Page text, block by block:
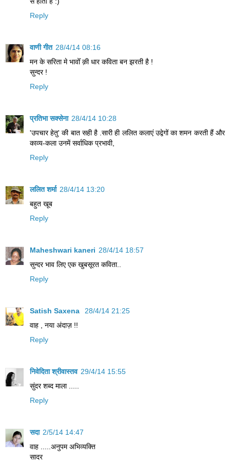
Reply
वाणी गीत 28/4/14 08:16
मन के सरिता मे भावोँ क़ी धार कविता बन झरती है !
सुन्दर !
Reply
प्रतिभा सक्सेना 28/4/14 10:28
'उपचार हेतु' की बात सही है .सारी ही ललित कलाएं उद्वेगों का शमन करती हैं और
काव्य-कला उनमें सर्वाधिक प्रभावी,
Reply
ललित शर्मा 28/4/14 13:20
बहुत खूब
Reply
Maheshwari kaneri 28/4/14 18:57
सुन्दर भाव लिए एक खुबसूरत कविता..
Reply
Satish Saxena
28/4/14 21:25
वाह , नया अंदाज़ !!
Reply
निवेदिता श्रीवास्तव 29/4/14 15:55
सुंदर शब्द माला .....
Reply
सदा 2/5/14 14:47
वाह .....अनुपम अभिव्‍यक्ति
सादर